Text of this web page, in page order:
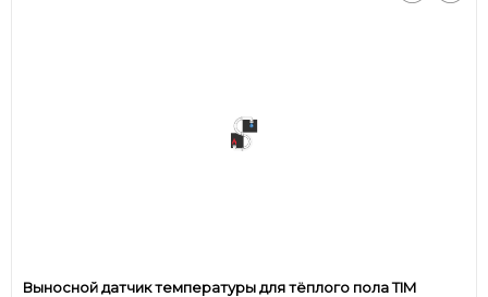
Выносной датчик температуры для тёплого пола TIM